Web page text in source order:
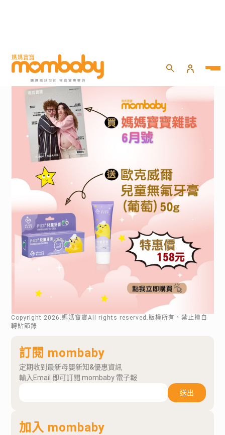
Copyright 2026 .媽媽寶寶All rights reserved.版權所有，禁止擅自
轉貼節錄
訂閱 mombaby
定期收到最新母嬰新知&優惠資訊
輸入Email 即可訂閱 mombaby 電子報
送出
加入 mombaby